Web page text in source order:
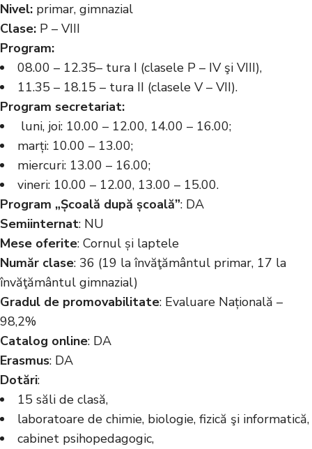
Nivel: primar, gimnazial
Clase: P – VIII
Program:
08.00 – 12.35– tura I (clasele P – IV şi VIII),
11.35 – 18.15 – tura II (clasele V – VII).
Program secretariat:
luni, joi: 10.00 – 12.00, 14.00 – 16.00;
marți: 10.00 – 13.00;
miercuri: 13.00 – 16.00;
vineri: 10.00 – 12.00, 13.00 – 15.00.
Program „Școală după școală”: DA
Semiinternat: NU
Mese oferite: Cornul și laptele
Număr clase: 36 (19 la învăţământul primar, 17 la
învăţământul gimnazial)
Gradul de promovabilitate: Evaluare Națională –
98,2%
Catalog online: DA
Erasmus: DA
Dotări:
15 săli de clasă,
laboratoare de chimie, biologie, fizică şi informatică,
cabinet psihopedagogic,